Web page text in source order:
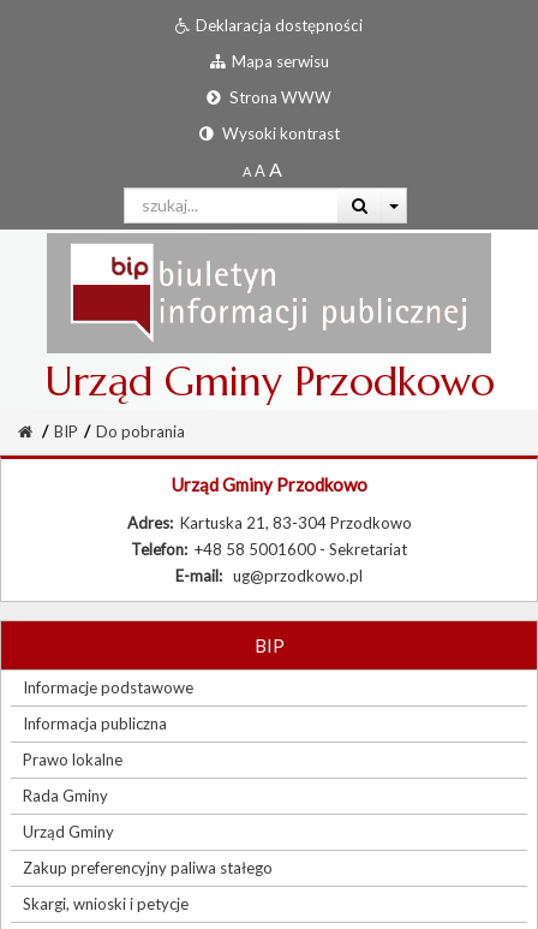
Deklaracja dostępności
Mapa serwisu
Strona WWW
Wysoki kontrast
Urząd Gminy Przodkowo
/ BIP / Do pobrania
Urząd Gminy Przodkowo
Adres: Kartuska 21, 83-304 Przodkowo
Telefon: +48 58 5001600 - Sekretariat
E-mail: ug@przodkowo.pl
BIP
Informacje podstawowe
Informacja publiczna
Prawo lokalne
Rada Gminy
Urząd Gminy
Zakup preferencyjny paliwa stałego
Skargi, wnioski i petycje